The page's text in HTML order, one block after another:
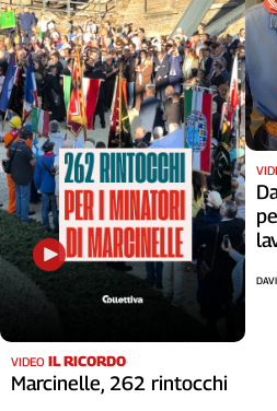
Marche
Piemonte
Puglia
Sardegna
Sicilia
Toscana
Trentino
Umbria
Valle
D'Aosta
Veneto
Storico
1955-
2014
VIDEO IL RICORDO
Marcinelle, 262 rintocchi